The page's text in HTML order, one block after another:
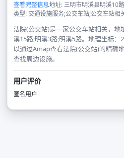
查看完整信息地址: 三明市明溪县明溪10
类型: 交通设施服务;公交车站;公交车站相
法院(公交站)是一家公交车站相关，地
溪15路;明溪3路;明溪5路。地理坐标：
以通过Amap查看法院(公交站)的精确
查找周边设施。
用户评价
匿名用户